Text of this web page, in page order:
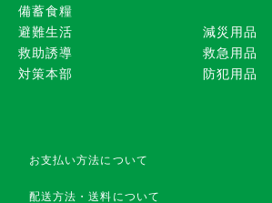
備蓄食糧
避難生活
救助誘導
対策本部
減災用品
救急用品
防犯用品
お支払い方法について
配送方法・送料について